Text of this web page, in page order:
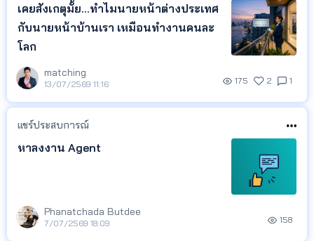
เคยสังเกตุมั้ย...ทำไมนายหน้าต่างประเทศ
กับนายหน้าบ้านเรา เหมือนทำงานคนละ
โลก
matching
13/07/2569 11:16 175 2 1
แชร์ประสบการณ์
หาลงงาน Agent
Phanatchada Butdee
7/07/2569 18:09 158